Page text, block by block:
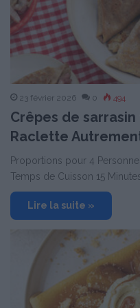
23 février 2026 0 494
Crêpes de
Raclette
Proportions pour 4
Temps de Cuisson 15
Lire la suite »